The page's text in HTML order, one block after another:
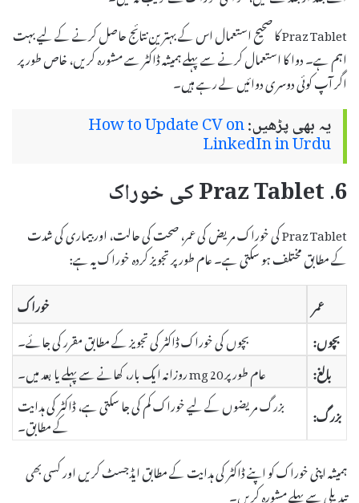
Praz Tablet کا صحیح استعمال اس کے بہترین نتائج حاصل کرنے کے لیے بہت
اہم ہے۔ دوا کا استعمال کرنے سے پہلے ہمیشہ ڈاکٹر سے مشورہ کریں، خاص طور پر
اگر آپ کوئی دوسری دوائیں لے رہے ہیں۔
یہ بھی پڑھیں:How to Update CV on
LinkedIn in Urdu
6. Praz Tablet کی خوراک
Praz Tablet کی خوراک مریض کی عمر، صحت کی حالت، اور بیماری کی شدت
کے مطابق مختلف ہو سکتی ہے۔ عام طور پر تجویز کردہ خوراک یہ ہے:
عمر
خوراک
بچوں:
بچوں کی خوراک ڈاکٹر کی تجویز کے مطابق مقرر کی جائے۔
بالغ:
عام طور پر 20 mg روزانہ ایک بار، کھانے سے پہلے یا بعد میں۔
بزرگ:
بزرگ مریضوں کے لیے خوراک کم کی جا سکتی ہے، ڈاکٹر کی ہدایت
کے مطابق۔
ہمیشہ اپنی خوراک کو اپنے ڈاکٹر کی ہدایت کے مطابق ایڈجسٹ کریں اور کسی بھی
تبدیلی سے پہلے مشورہ کریں۔